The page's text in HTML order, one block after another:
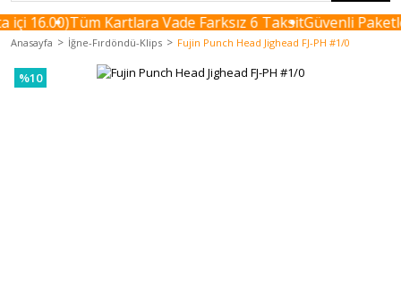
16.00)Tüm Kartlara Vade Farksız 6 TaksitGüvenli
Anasayfa İğne-Fırdöndü-Klips Fujin Punch Head Jighead FJ-PH #1/0
%10